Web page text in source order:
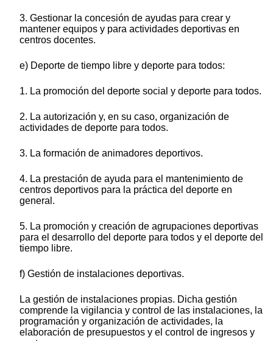
3. Gestionar la concesión de ayudas para crear y
mantener equipos y para actividades deportivas en
centros docentes.
e) Deporte de tiempo libre y deporte para todos:
1. La promoción del deporte social y deporte para todos.
2. La autorización y, en su caso, organización de
actividades de deporte para todos.
3. La formación de animadores deportivos.
4. La prestación de ayuda para el mantenimiento de
centros deportivos para la práctica del deporte en
general.
5. La promoción y creación de agrupaciones deportivas
para el desarrollo del deporte para todos y el deporte del
tiempo libre.
f) Gestión de instalaciones deportivas.
La gestión de instalaciones propias. Dicha gestión
comprende la vigilancia y control de las instalaciones, la
programación y organización de actividades, la
elaboración de presupuestos y el control de ingresos y